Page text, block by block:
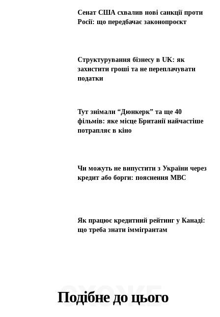
Сенат США схвалив нові санкції проти
Росії: що передбачає законопроєкт
Структурування бізнесу в UK: як
захистити гроші та не переплачувати
податки
Тут знімали “Дюнкерк” та ще 40
фільмів: яке місце Британії найчастіше
потрапляє в кіно
Чи можуть не випустити з України через
кредит або борги: пояснення МВС
Як працює кредитний рейтинг у Канаді:
що треба знати іммігрантам
Подібне до цього
СХОЖЕ